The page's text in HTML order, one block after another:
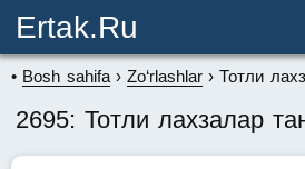
Ertak.ru
Bosh sahifa Zo‘rlashlar Тотли
2695: Тотли лахзалар